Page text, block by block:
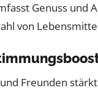
Genuss
von
Freunden